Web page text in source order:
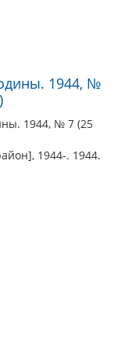
1944, №
1944, № 7 (25
1944-. 1944.